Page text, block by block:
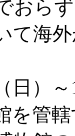
おら
て海
日）
を管